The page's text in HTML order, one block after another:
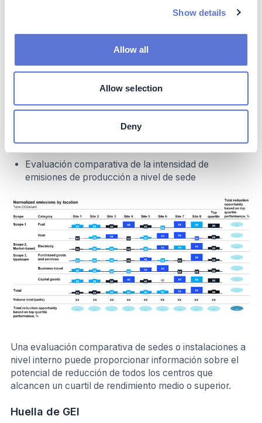
Show details
Allow all
Allow selection
Deny
El esquema anterior desglosa la huella de GEI por
alcance y categorías. La práctica más recomendada
dentro de la organización (por ejemplo, a nivel de sede)
con el fin de identificar palancas de descarbonización
Evaluación comparativa de la intensidad de
emisiones de producción a nivel de sede
Una evaluación comparativa de sedes o instalaciones a
nivel interno puede proporcionar información sobre el
potencial de reducción de todos los centros que
alcancen un cuartil de rendimiento medio o superior.
Huella de GEI